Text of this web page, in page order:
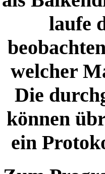
laufe
welcher
Die
können
ein